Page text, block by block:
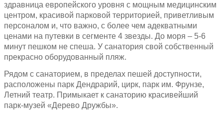
здравница европейского уровня с мощным медицинским
центром, красивой парковой территорией, приветливым
персоналом и, что важно, с более чем адекватными
ценами на путевки в сегменте 4 звезды. До моря – 5-6
минут пешком не спеша. У санатория свой собственный
прекрасно оборудованный пляж.
Рядом с санаторием, в пределах пешей доступности,
расположены парк Дендрарий, цирк, парк им. Фрунзе,
Летний театр. Примыкает к санаторию красивейший
парк-музей «Дерево Дружбы».